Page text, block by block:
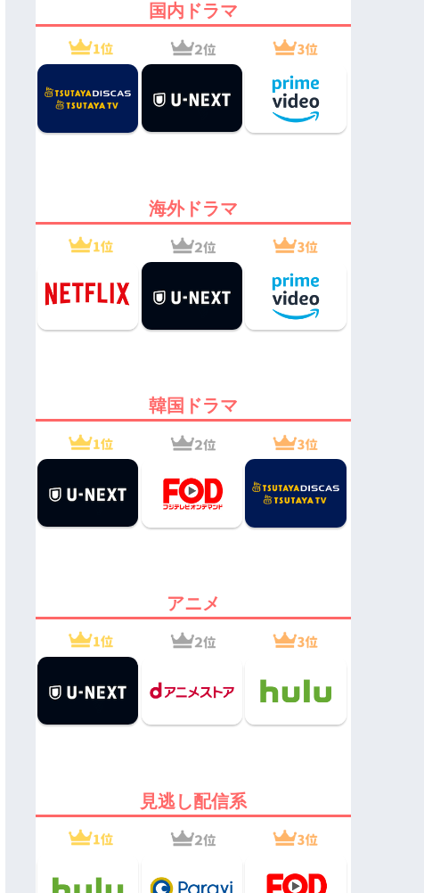
国内ドラマ
海外ドラマ
韓国ドラマ
アニメ
見逃し配信系